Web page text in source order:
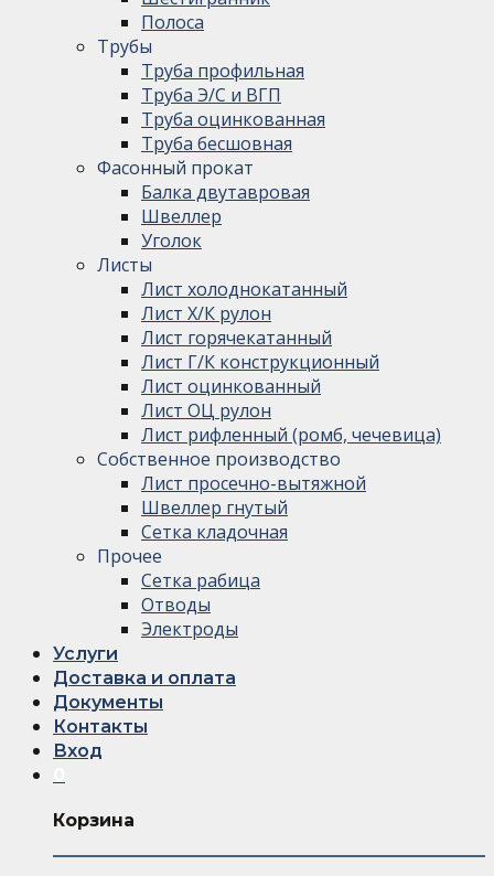
Полоса
Трубы
Труба профильная
Труба Э/С и ВГП
Труба оцинкованная
Труба бесшовная
Фасонный прокат
Балка двутавровая
Швеллер
Уголок
Листы
Лист холоднокатанный
Лист Х/К рулон
Лист горячекатанный
Лист Г/К конструкционный
Лист оцинкованный
Лист ОЦ рулон
Лист рифленный (ромб, чечевица)
Собственное производство
Лист просечно-вытяжной
Швеллер гнутый
Сетка кладочная
Прочее
Сетка рабица
Отводы
Электроды
Услуги
Доставка и оплата
Документы
Контакты
Вход
Корзина